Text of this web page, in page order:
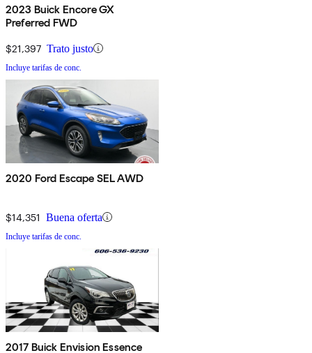
2023 Buick Encore GX
Preferred FWD
$21,397 Trato justo
Incluye tarifas de conc.
2020 Ford Escape SEL AWD
$14,351 Buena oferta
Incluye tarifas de conc.
2017 Buick Envision Essence